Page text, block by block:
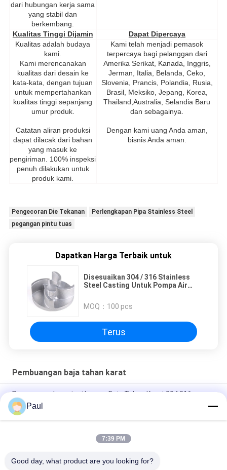
dari hubungan kerja sama
yang stabil dan
berkembang.
Kualitas Tinggi Dijamin
Dapat Dipercaya
Kualitas adalah budaya
kami.
Kami merencanakan
kualitas dari desain ke
kata-kata, dengan tujuan
untuk mempertahankan
kualitas tinggi sepanjang
umur produk.
Catatan aliran produksi
dapat dilacak dari bahan
yang masuk ke
pengiriman. 100% inspeksi
penuh dilakukan untuk
produk kami.
Kami telah menjadi pemasok
terpercaya bagi pelanggan dari
Amerika Serikat, Kanada, Inggris,
Jerman, Italia, Belanda, Ceko,
Slovenia, Prancis, Polandia, Rusia,
Brasil, Meksiko, Jepang, Korea,
Thailand,Australia, Selandia Baru
dan sebagainya.
Dengan kami uang Anda aman,
bisnis Anda aman.
Pengecoran Die Tekanan
Perlengkapan Pipa Stainless Steel
pegangan pintu tuas
Dapatkan Harga Terbaik untuk
Disesuaikan 304 / 316 Stainless
Steel Casting Untuk Pompa Air
MOQ： 100 pcs
Terus
Pembuangan baja tahan karat
Pengecoran Investasi Logam Baja Tahan Karat 304 316
Kustom Grosir Lilin Hilang
Casting investasi stainless steel presisi tinggi
Aksesori Peralatan Pengecoran Investasi Lilin Hilang Baja
Paul
7:39 PM
Good day, what product are you looking for?